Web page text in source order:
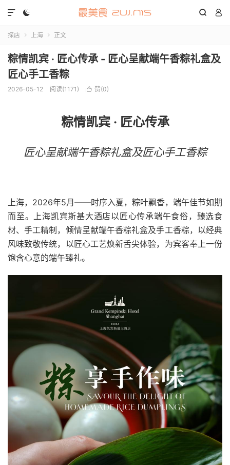
  

探店  上海  正文
粽情凯宾 · 匠心传承 - 匠心呈献端午香粽礼盒及
匠心手工香粽
2026-05-12 阅读(1171)  赞(0)
粽情凯宾 · 匠心传承
匠心呈献端午香粽礼盒及匠心手工香粽
上海，2026年5月——时序入夏，粽叶飘香，端午佳节如期
而至。上海凯宾斯基大酒店以匠心传承端午食俗，臻选食
材、手工精制，倾情呈献端午香粽礼盒及手工香粽，以经典
风味致敬传统，以匠心工艺焕新舌尖体验，为宾客奉上一份
饱含心意的端午臻礼。